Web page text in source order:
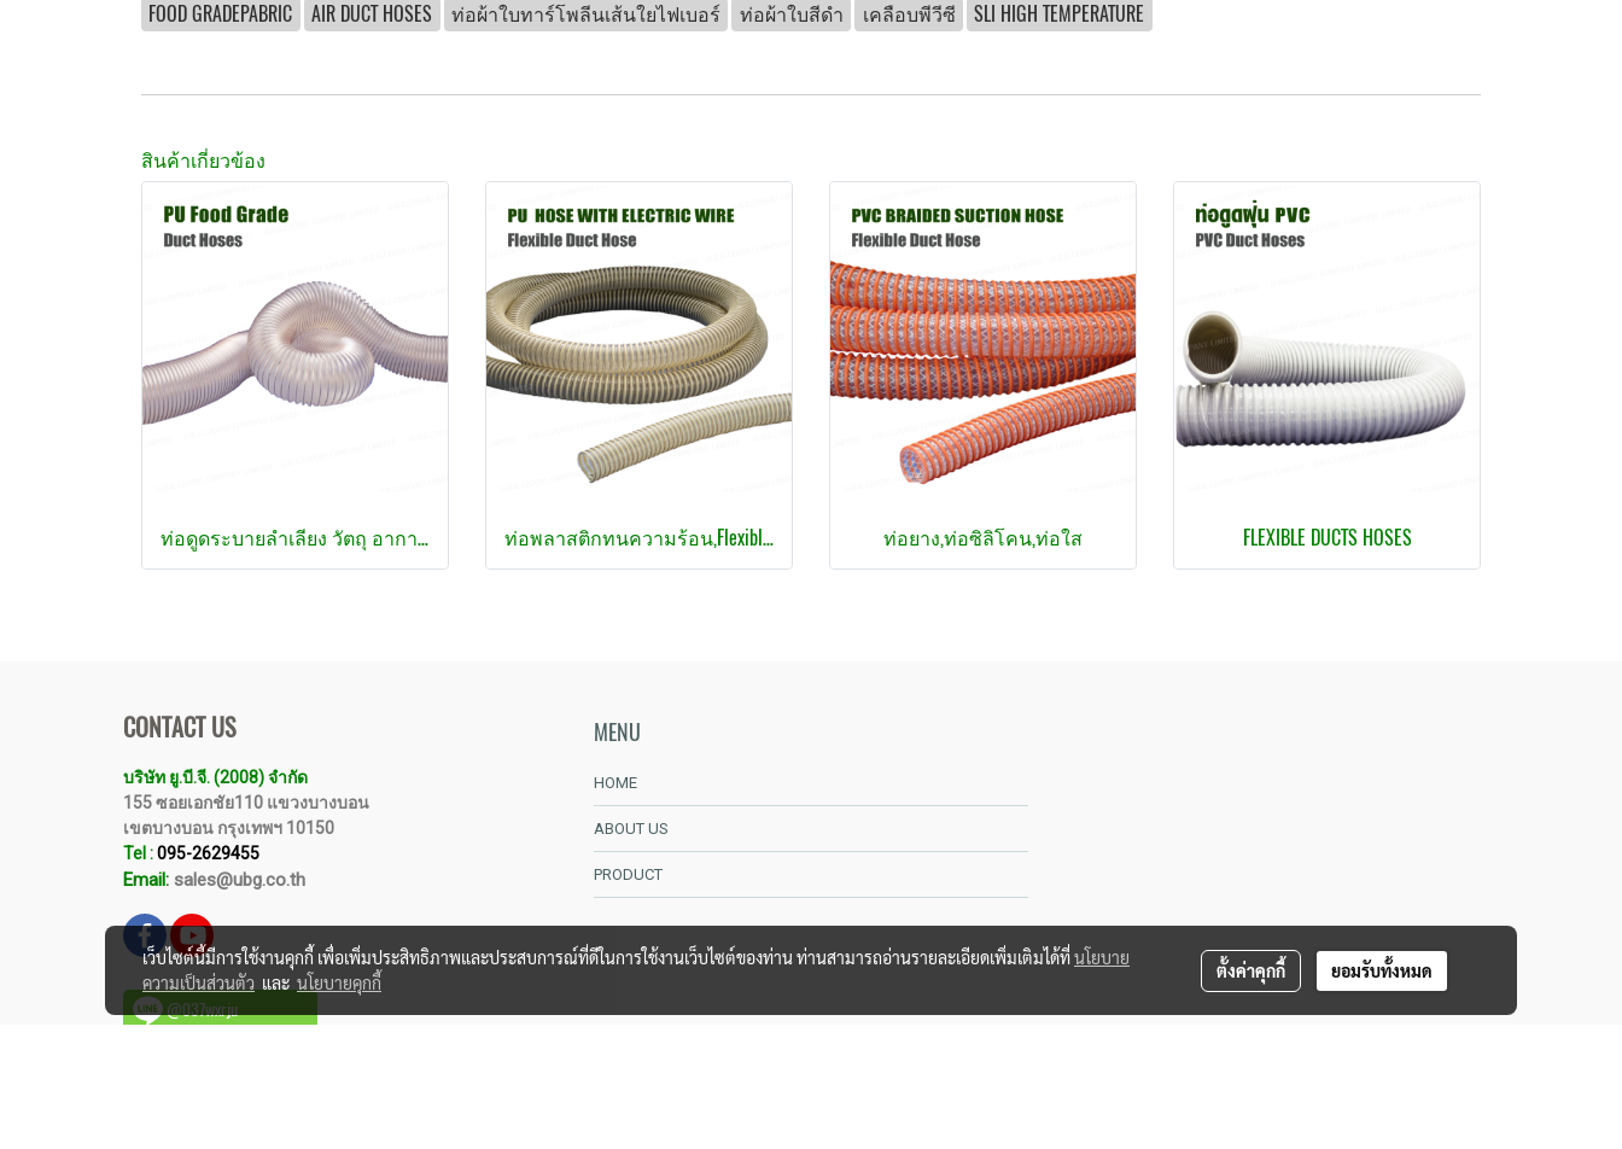
FOOD GRADEPABRIC
AIR DUCT HOSES ท่อผ้าใบทาร์โพลีนเส้นใยไฟเบอร์ ท่อผ้าใบสีดำ เคลือบพีวีซี SLI HIGH TEMPERATURE
สินค้าเกี่ยวข้อง
ท่อดูดระบายลำเลียง วัตถุ อากาศ ฝุ่น ลมร้อน ท่อพลาสติกทนความร้อน,Flexible Duct Exhaust Hose, ท่อยาง,ท่อซิลิโคน,ท่อใส FLEXIBLE DUCTS HOSES
CONTACT US
บริษัท ยู.บี.จี. (2008) จำกัด
155 ซอยเอกชัย110 แขวงบางบอน
เขตบางบอน กรุงเทพฯ 10150
Tel :095-2629455
Email: sales@ubg.co.th
@037wxrju
MENU
HOME
ABOUT US
PRODUCT
เว็บไซต์นี้มีการใช้งานคุกกี้ เพื่อเพิ่มประสิทธิภาพและประสบการณ์ที่ดีในการใช้งานเว็บไซต์ของท่าน ท่านสามารถอ่านรายละเอียดเพิ่มเติมได้ที่นโยบาย
ความเป็นส่วนตัว และ นโยบายคุกกี้
ตั้งค่าคุกกี้ ยอมรับทั้งหมด